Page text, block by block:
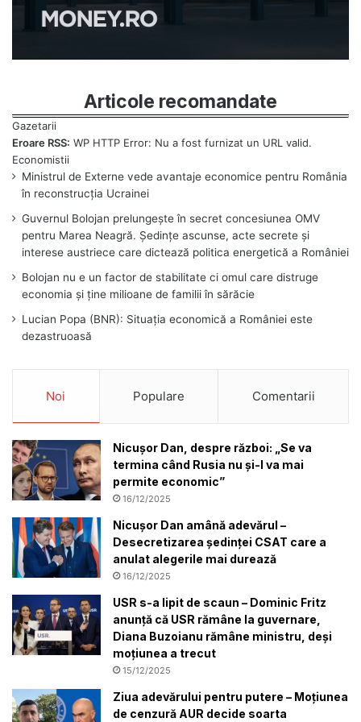
Articole recomandate
Eroare RSS: WP HTTP Error: Nu a fost furnizat un URL valid.
Ministrul de Externe vede avantaje economice pentru România
în reconstrucția Ucrainei
Guvernul Bolojan prelungește în secret concesiunea OMV
pentru Marea Neagră. Ședințe ascunse, acte secrete și
interese austriece care dictează politica energetică a României
Bolojan nu e un factor de stabilitate ci omul care distruge
economia și ține milioane de familii în sărăcie
Lucian Popa (BNR): Situația economică a României este
dezastruoasă
Noi Populare Comentarii
Nicușor Dan, despre război: „Se va
termina când Rusia nu și-l va mai
permite economic”
16/12/2025
Nicușor Dan amână adevărul –
Desecretizarea ședinței CSAT care a
anulat alegerile mai durează
16/12/2025
USR s-a lipit de scaun – Dominic Fritz
anunță că USR rămâne la guvernare,
Diana Buzoianu rămâne ministru, deși
moțiunea a trecut
15/12/2025
Ziua adevărului pentru putere – Moțiunea
de cenzură AUR decide soarta